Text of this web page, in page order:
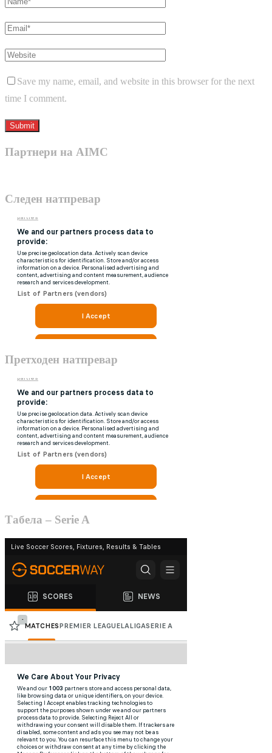
Save my name, email, and website in this browser for the next
time I comment.
Партнери на AIMC
Следен натпревар
Претходен натпревар
Табела – Serie A